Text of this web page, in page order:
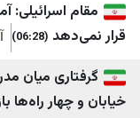
ليبانون اون
100.5
إعلام الوزارات
آمریکا، تل‌آویو
آفتاب نیوز
میان مدرسه و کار؛
راه‌ها باز می‌کند (06:27)